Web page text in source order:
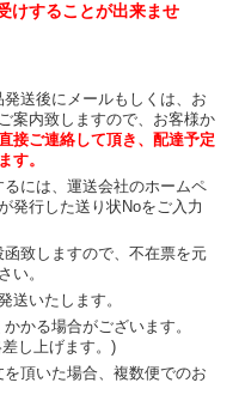
けすることが出来ませ
送後にメールもしくは、お
案内致しますので、お客様か
接ご連絡して頂き、配達予定
す。
には、運送会社のホームペ
発行した送り状Noをご入力
致しますので、不在票を元
い。
送いたします。
かる場合がございます。
し上げます。)
頂いた場合、複数便でのお